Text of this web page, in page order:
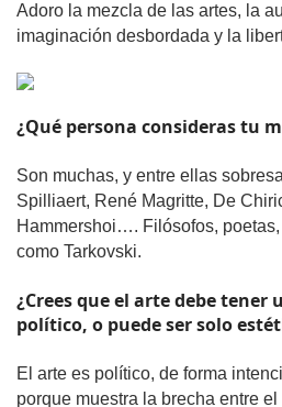
Adoro la mezcla de las artes, la
imaginación desbordada y la
¿Qué persona consideras tu
Son muchas, y entre ellas
Spilliaert, René Magritte, De
Hammershoi…. Filósofos,
como Tarkovski.
¿Crees que el arte debe tener
político, o puede ser solo
El arte es político, de forma
porque muestra la brecha entre